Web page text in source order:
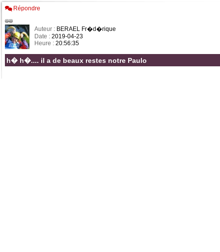
Répondre
Auteur : BERAEL Fr�d�rique
Date : 2019-04-23
Heure : 20:56:35
h� h�.... il a de beaux restes notre Paulo